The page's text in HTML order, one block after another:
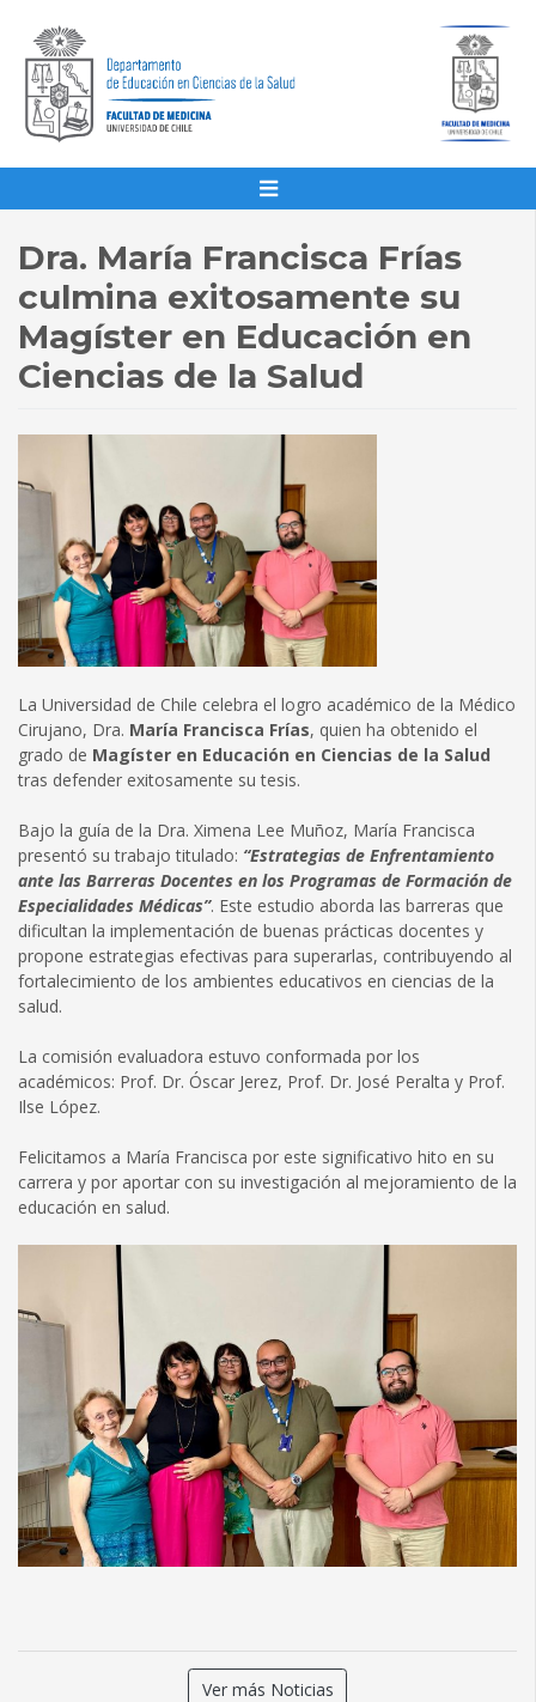
Dra. María Francisca Frías
culmina exitosamente su
Magíster en Educación en
Ciencias de la Salud
La Universidad de Chile celebra el logro académico de la Médico
Cirujano, Dra. María Francisca Frías, quien ha obtenido el
grado de Magíster en Educación en Ciencias de la Salud
tras defender exitosamente su tesis.
Bajo la guía de la Dra. Ximena Lee Muñoz, María Francisca
presentó su trabajo titulado: “Estrategias de Enfrentamiento
ante las Barreras Docentes en los Programas de Formación de
Especialidades Médicas”. Este estudio aborda las barreras que
dificultan la implementación de buenas prácticas docentes y
propone estrategias efectivas para superarlas, contribuyendo al
fortalecimiento de los ambientes educativos en ciencias de la
salud.
La comisión evaluadora estuvo conformada por los
académicos: Prof. Dr. Óscar Jerez, Prof. Dr. José Peralta y Prof.
Ilse López.
Felicitamos a María Francisca por este significativo hito en su
carrera y por aportar con su investigación al mejoramiento de la
educación en salud.
Ver más Noticias